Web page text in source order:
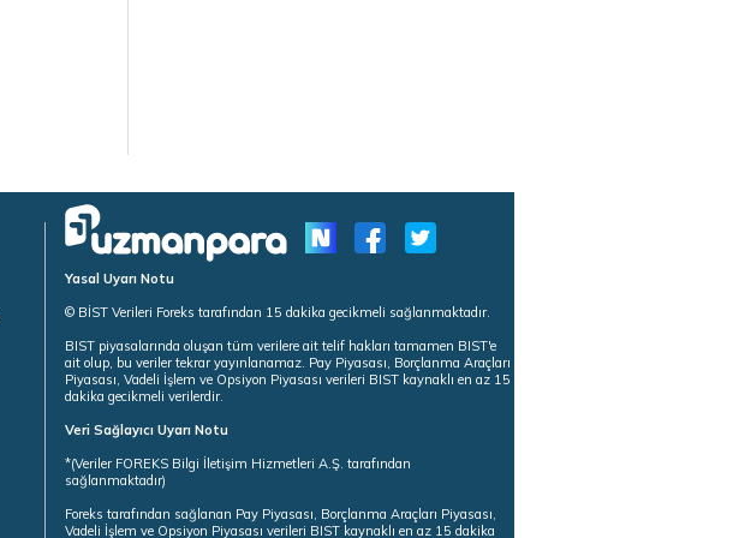
Yasal Uyarı Notu
© BİST Verileri Foreks tarafından 15 dakika gecikmeli sağlanmaktadır.
BIST piyasalarında oluşan tüm verilere ait telif hakları tamamen BIST'e
ait olup, bu veriler tekrar yayınlanamaz. Pay Piyasası, Borçlanma Araçları
Piyasası, Vadeli İşlem ve Opsiyon Piyasası verileri BIST kaynaklı en az 15
dakika gecikmeli verilerdir.
Veri Sağlayıcı Uyarı Notu
*(Veriler FOREKS Bilgi İletişim Hizmetleri A.Ş. tarafından
sağlanmaktadır)
Foreks tarafından sağlanan Pay Piyasası, Borçlanma Araçları Piyasası,
Vadeli İşlem ve Opsiyon Piyasası verileri BIST kaynaklı en az 15 dakika